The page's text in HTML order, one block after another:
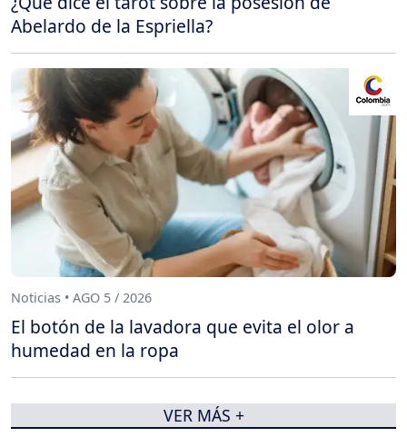
Abelardo de la Espriella?
Noticias • AGO 5 / 2026
El botón de la lavadora que evita el olor a
humedad en la ropa
VER MÁS +